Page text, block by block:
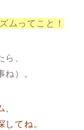
ムってこと！
、
）。
てね。